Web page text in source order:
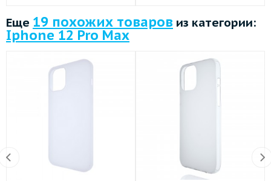
Еще 19 похожих товаров из категории:
Iphone 12 Pro Max